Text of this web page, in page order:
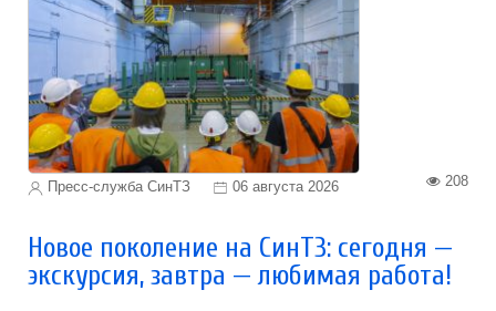
Пресс-служба СинТЗ 06 августа 2026 208
Новое поколение на СинТЗ: сегодня —
экскурсия, завтра — любимая работа!